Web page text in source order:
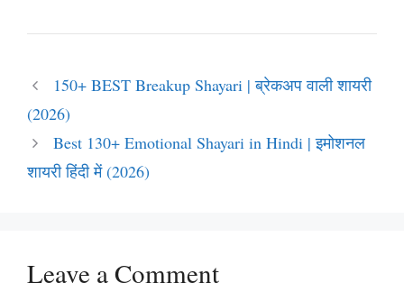
150+ BEST Breakup Shayari | ब्रेकअप वाली शायरी
(2026)
Best 130+ Emotional Shayari in Hindi | इमोशनल
शायरी हिंदी में (2026)
Leave a Comment